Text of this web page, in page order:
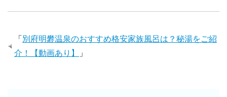
「 別府明礬温泉のおすすめ格安家族風呂は？秘湯をご紹
介！【動画あり】
」